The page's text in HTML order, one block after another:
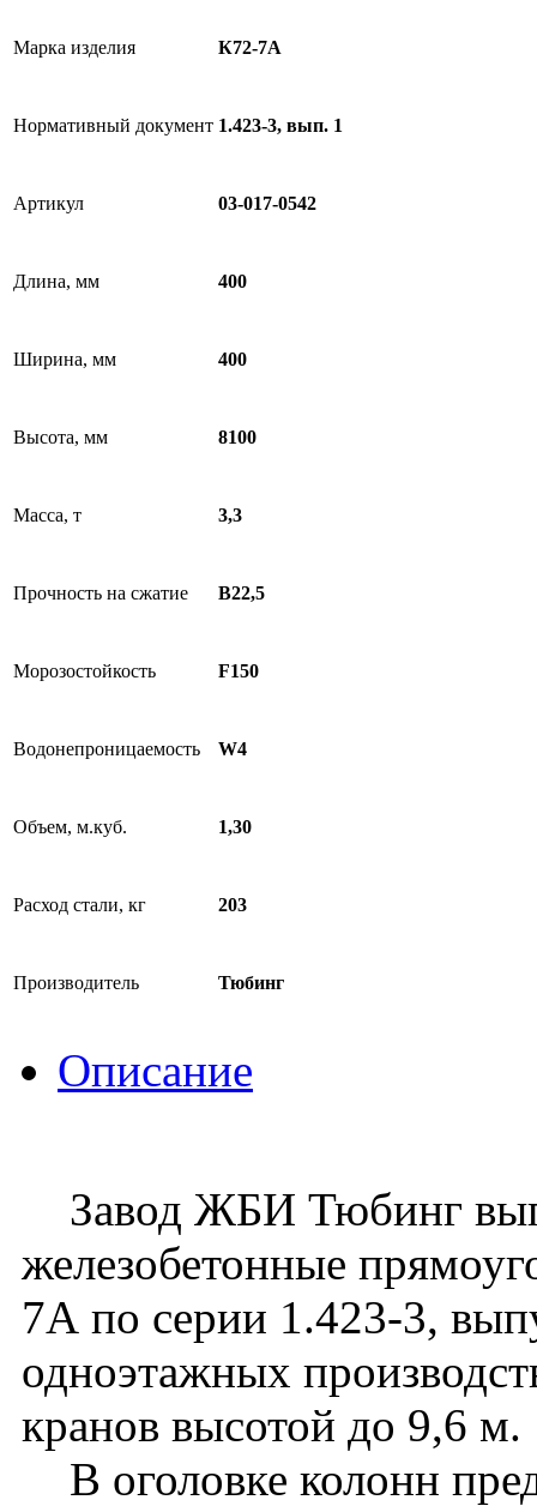
Марка изделия К72-7А
Нормативный документ 1.423-3, вып. 1
Артикул 03-017-0542
Длина, мм 400
Ширина, мм 400
Высота, мм 8100
Масса, т 3,3
Прочность на сжатие В22,5
Морозостойкость F150
Водонепроницаемость W4
Объем, м.куб. 1,30
Расход стали, кг 203
Производитель Тюбинг
Описание
Завод ЖБИ Тюбинг
железобетонные
7А по серии 1.423-3,
одноэтажных
кранов высотой до 9,6 м.
В оголовке колонн